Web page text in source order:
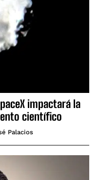
impactará la
científico
Palacios